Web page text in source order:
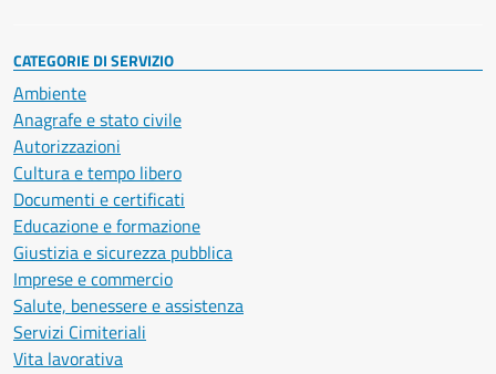
CATEGORIE DI SERVIZIO
Ambiente
Anagrafe e stato civile
Autorizzazioni
Cultura e tempo libero
Documenti e certificati
Educazione e formazione
Giustizia e sicurezza pubblica
Imprese e commercio
Salute, benessere e assistenza
Servizi Cimiteriali
Vita lavorativa